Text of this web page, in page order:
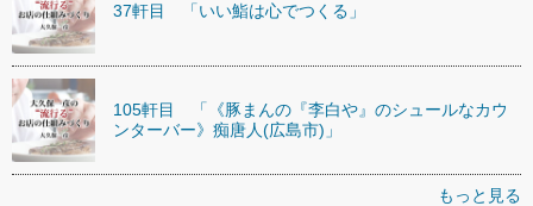
37軒目 「いい鮨は心でつくる」
105軒目 「《豚まんの『李白や』のシュールなカウ
ンターバー》痴唐人(広島市)」
もっと見る